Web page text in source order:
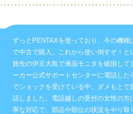
ずっとPENTAXを使っており、今の機種
で中古で購入。これから使い倒すぞ！と
旅先の伊豆大島で液晶モニタを破損して
ーカー公式サポートセンターに電話した
でショックを受けている中、ダメもとで
話しました。電話越しの受付の女性の方
寧な対応で、部品や部位の状況をやり取